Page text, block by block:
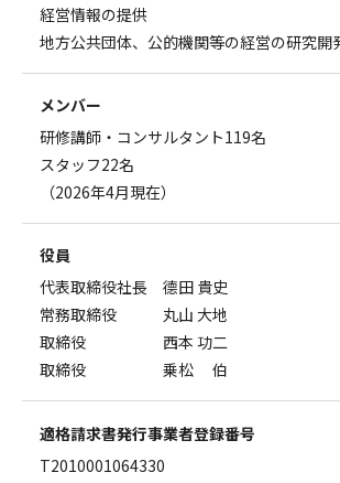
経営情報の提供
地方公共団体、公的機関等の経営の研究開
メンバー
研修講師・コンサルタント119名
スタッフ22名
（2026年4月現在）
役員
代表取締役社長 德田 貴史
常務取締役 丸山 大地
取締役 西本 功二
取締役 乗松 伯
適格請求書発行事業者登録番号
T2010001064330